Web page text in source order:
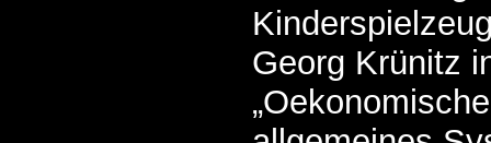
Georg Krünitz